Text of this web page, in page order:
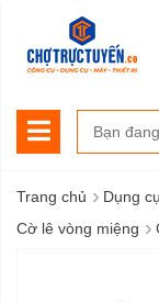
Trang chủ › Dụng
Cờ lê vòng miệng ›